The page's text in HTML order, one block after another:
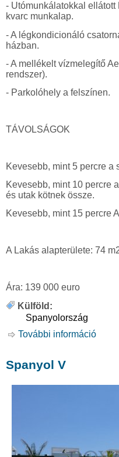
- Utómunkálatokkal
kvarc munkalap.
- A légkondicionáló
házban.
- A mellékelt vízmelegítő
rendszer).
- Parkolóhely a felszínen.
TÁVOLSÁGOK
Kevesebb, mint 5 percre a
Kevesebb, mint 10 percre
és utak kötnek össze.
Kevesebb, mint 15 percre
A Lakás alapterü lete: 74
Ára: 139 000 euro
Külföld:
Spanyolország
További információ
Spanyol V